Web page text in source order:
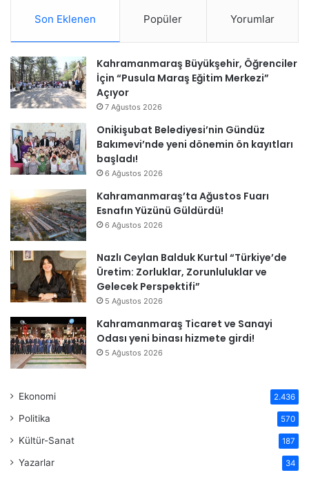
Son Eklenen Popüler Yorumlar
Kahramanmaraş Büyükşehir, Öğrenciler
İçin “Pusula Maraş Eğitim Merkezi”
Açıyor
7 Ağustos 2026
Onikişubat Belediyesi’nin Gündüz
Bakımevi’nde yeni dönemin ön kayıtları
başladı!
6 Ağustos 2026
Kahramanmaraş’ta Ağustos Fuarı
Esnafın Yüzünü Güldürdü!
6 Ağustos 2026
Nazlı Ceylan Balduk Kurtul “Türkiye’de
Üretim: Zorluklar, Zorunluluklar ve
Gelecek Perspektifi”
5 Ağustos 2026
Kahramanmaraş Ticaret ve Sanayi
Odası yeni binası hizmete girdi!
5 Ağustos 2026
Ekonomi 2.436
Politika 570
Kültür-Sanat 187
Yazarlar 34